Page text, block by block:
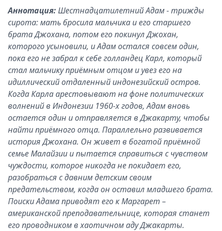
Аннотация:Шестнадцатилетний Адам - трижды
сирота: мать бросила мальчика и его старшего
брата Джохана, потом его покинул Джохан,
которого усыновили, и Адам остался совсем один,
пока его не забрал к себе голландец Карл, который
стал мальчику приёмным отцом и увез его на
идиллический отдаленный индонезийский остров.
Когда Карла арестовывают на фоне политических
волнений в Индонезии 1960-х годов, Адам вновь
остается один и отправляется в Джакарту, чтобы
найти приёмного отца. Параллельно развивается
история Джохана. Он живет в богатой приёмной
семье Малайзии и пытается справиться с чувством
чуждости, которое никогда не покидает его,
разобраться с давним детским своим
предательством, когда он оставил младшего брата.
Поиски Адама приводят его к Маргарет –
американской преподавательнице, которая станет
его проводником в хаотичном аду Джакарты.